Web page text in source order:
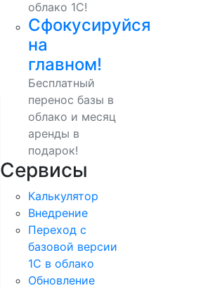
облако 1С!
Сфокусируйся
на
главном!
Бесплатный
перенос базы в
облако и месяц
аренды в
подарок!
Сервисы
Калькулятор
Внедрение
Переход с
базовой версии
1С в облако
Обновление